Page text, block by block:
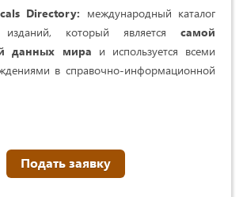
Directory: международный каталог
изданий, который является самой
данных мира и используется всеми
в справочно-информационной
Подать заявку